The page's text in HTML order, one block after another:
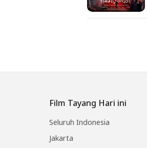
Film Tayang Hari ini
Seluruh Indonesia
Jakarta